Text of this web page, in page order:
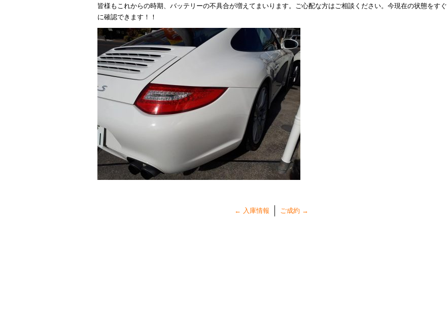
皆様もこれからの時期、バッテリーの不具合が増えてまいります。ご心配な方はご相談ください。今現在の状態をすぐ
に確認できます！！
← 入庫情報 ご成約 →